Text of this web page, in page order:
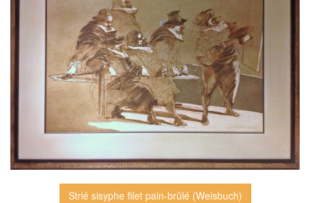
Strié sisyphe filet pain-brûlé (Weisbuch)